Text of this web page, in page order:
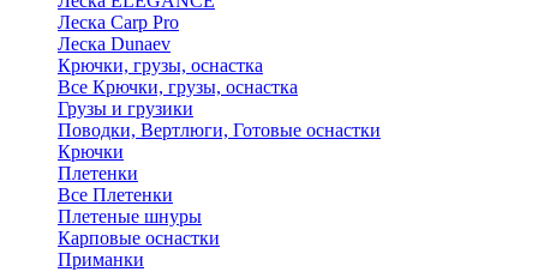
Леска Carp Pro
Леска Dunaev
Крючки, грузы, оснастка
Все Крючки, грузы, оснастка
Грузы и грузики
Поводки, Вертлюги, Готовые оснастки
Крючки
Плетенки
Все Плетенки
Плетеные шнуры
Карповые оснастки
Приманки